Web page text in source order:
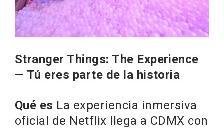
Stranger Things: The Experience
— Tú eres parte de la historia
Qué es La experiencia inmersiva
oficial de Netflix llega a CDMX con